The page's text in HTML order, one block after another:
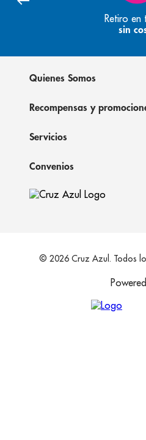
Retiro en
sin
Quienes Somos
Recompensas y
Servicios
Convenios
© 2026 Cruz Azul. Todos